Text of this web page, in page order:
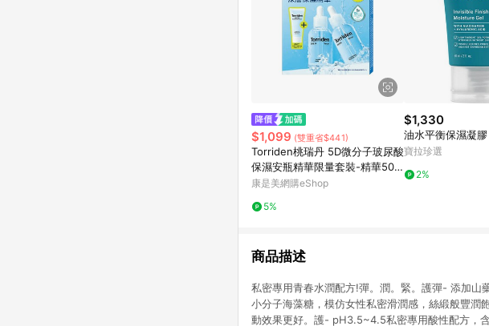
$1,099 (雙重省$441)
Torriden桃瑞丹 5D微分子玻尿酸
保濕安瓶精華限量套裝-精華50M
L*2、凝霜20ML*1
康是美網購eShop
5%
$1,330
油水平衡保濕凝膠
寶拉珍選
2%
商品描述
私密專用青春水潤配方!彈。潤。緊。護彈- 添加山
小分子海藻糖，模仿女性私密滑潤感，絲緞般豐潤
動效果更好。護- pH3.5~4.5私密專用酸性配方，